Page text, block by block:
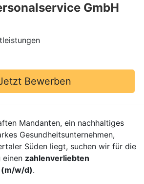
GmbH
Bewerben
Mandanten, ein nachhaltiges
Gesundheitsunternehmen,
Süden liegt, suchen wir für die
einen zahlenverliebten
(m/w/d).